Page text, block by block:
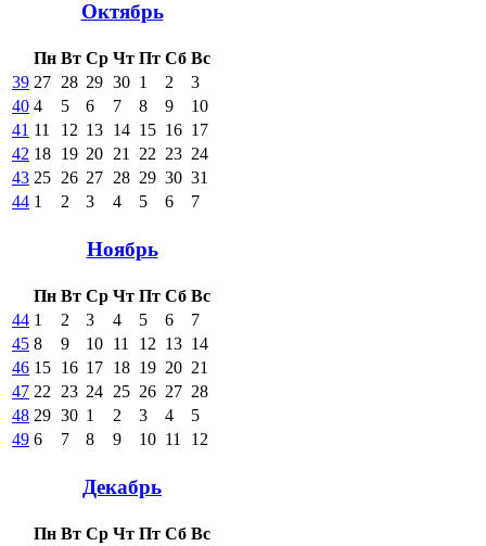
Октябрь
Пн Вт Ср Чт Пт Сб Вс
39 27 28 29 30 1 2
3
40 4 5 6 7 8 9
10
41 11 12 13 14 15 16 17
42 18 19 20 21 22 23 24
43 25 26 27 28 29 30 31
44 1 2 3 4 5 6 7
Ноябрь
Пн Вт Ср Чт Пт Сб Вс
44 1 2 3 4 5 6
7
45 8 9 10 11 12 13 14
46 15 16 17 18 19 20 21
47 22 23 24 25 26 27 28
48 29 30 1 2 3 4
5
49 6 7 8 9 10 11 12
Декабрь
Пн Вт Ср Чт Пт Сб Вс